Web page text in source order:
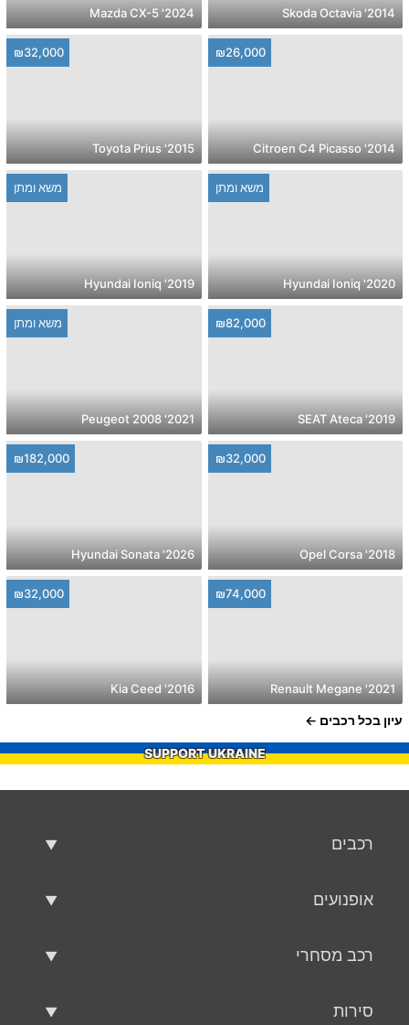
2014' Skoda Octavia
2024' Mazda CX-5
₪26,000
2014' Citroen C4 Picasso
₪32,000
2015' Toyota Prius
משא ומתן
2020' Hyundai Ioniq
משא ומתן
2019' Hyundai Ioniq
₪82,000
2019' SEAT Ateca
משא ומתן
2021' Peugeot 2008
₪32,000
2018' Opel Corsa
₪182,000
2026' Hyundai Sonata
₪74,000
2021' Renault Megane
₪32,000
2016' Kia Ceed
עיון בכל רכבים
SUPPORT UKRAINE
רכבים
אופנועים
רכב מסחרי
סירות